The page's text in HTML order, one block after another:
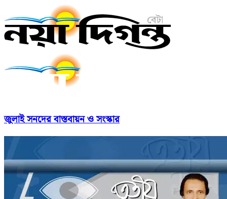
জুলাই সনদের বাস্তবায়ন ও সংস্কার